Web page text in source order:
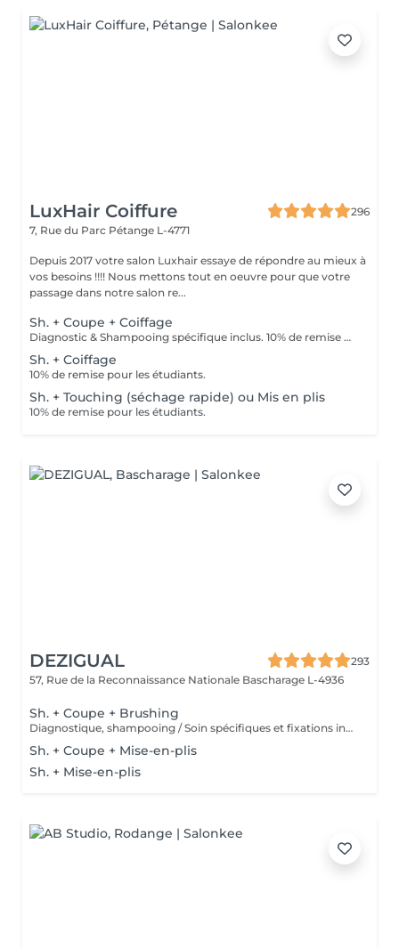
LuxHair Coiffure
296
7, Rue du Parc Pétange L-4771
Depuis 2017 votre salon Luxhair essaye de répondre au mieux à
vos besoins !!!! Nous mettons tout en oeuvre pour que votre
passage dans notre salon re...
Sh. + Coupe + Coiffage
Diagnostic & Shampooing spécifique inclus. 10% de remise pour les étudiants (surr présentation d'un justificatif).
Sh. + Coiffage
10% de remise pour les étudiants.
Sh. + Touching (séchage rapide) ou Mis en plis
10% de remise pour les étudiants.
DEZIGUAL
293
57, Rue de la Reconnaissance Nationale Bascharage L-4936
Sh. + Coupe + Brushing
Diagnostique, shampooing / Soin spécifiques et fixations inclus
Sh. + Coupe + Mise-en-plis
Sh. + Mise-en-plis